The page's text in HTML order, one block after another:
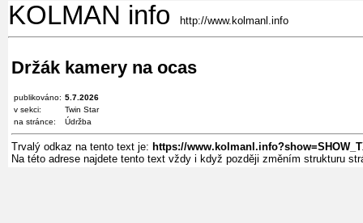
KOLMAN info http://www.kolmanl.info
Držák kamery na ocas
publikováno: 5.7.2026
v sekci:
Twin Star
na stránce:
Údržba
Trvalý odkaz na tento text je: https://
Na této adrese najdete tento text vždy i když později změním strukturu